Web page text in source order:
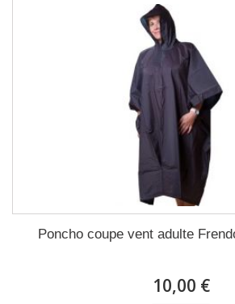
Poncho coupe vent adulte
10,00 €